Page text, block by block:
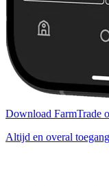
Download FarmTrade
Altijd en overal